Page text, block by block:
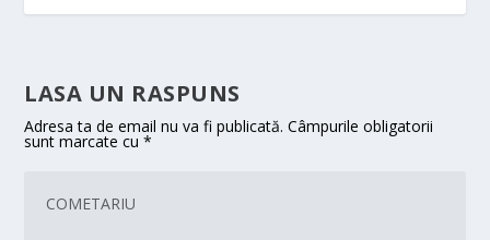
LASA UN RASPUNS
Adresa ta de email nu va fi publicată. Câmpurile obligatorii
sunt marcate cu*